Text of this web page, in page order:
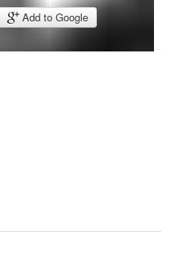
Add to Google